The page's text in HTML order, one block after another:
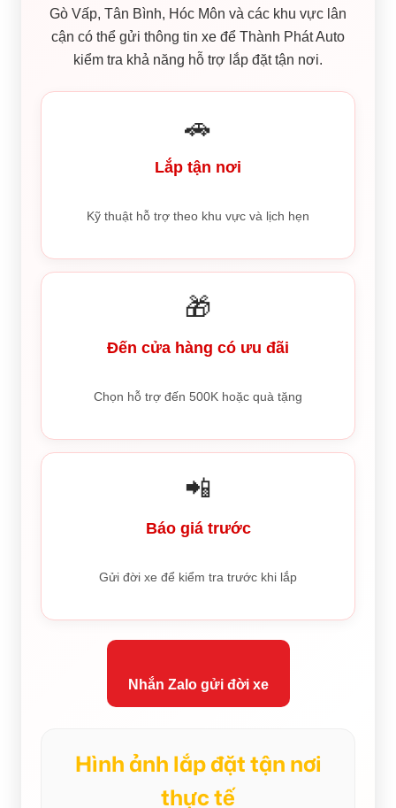
Gò Vấp, Tân Bình, Hóc Môn và các khu vực lân
cận có thể gửi thông tin xe để Thành Phát Auto
kiểm tra khả năng hỗ trợ lắp đặt tận nơi.
🚗
Lắp tận nơi
Kỹ thuật hỗ trợ theo khu vực và lịch hẹn
🎁
Đến cửa hàng có ưu đãi
Chọn hỗ trợ đến 500K hoặc quà tặng
📲
Báo giá trước
Gửi đời xe để kiểm tra trước khi lắp
Nhắn Zalo gửi đời xe
Hình ảnh lắp đặt tận nơi
thực tế